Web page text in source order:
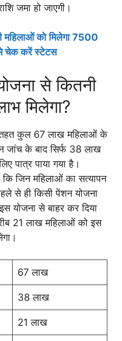
जमा हो जाएगी।
को मिलेगा 7500
चेक करें स्टेटस
से कितनी
मिलेगा?
तहत कुल 67 लाख महिलाओं के
जांच के बाद सिर्फ 38 लाख
पात्र पाया गया है।
जिन महिलाओं का सत्यापन
से ही किसी पेंशन योजना
योजना से बाहर कर दिया
21 लाख महिलाओं को इस
67 लाख
38 लाख
21 लाख